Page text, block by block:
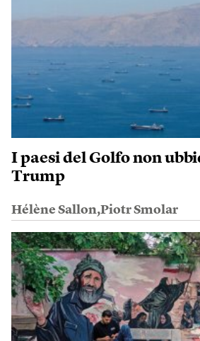
I paesi del Golfo non
Trump
Hélène Sallon,Piotr Smolar